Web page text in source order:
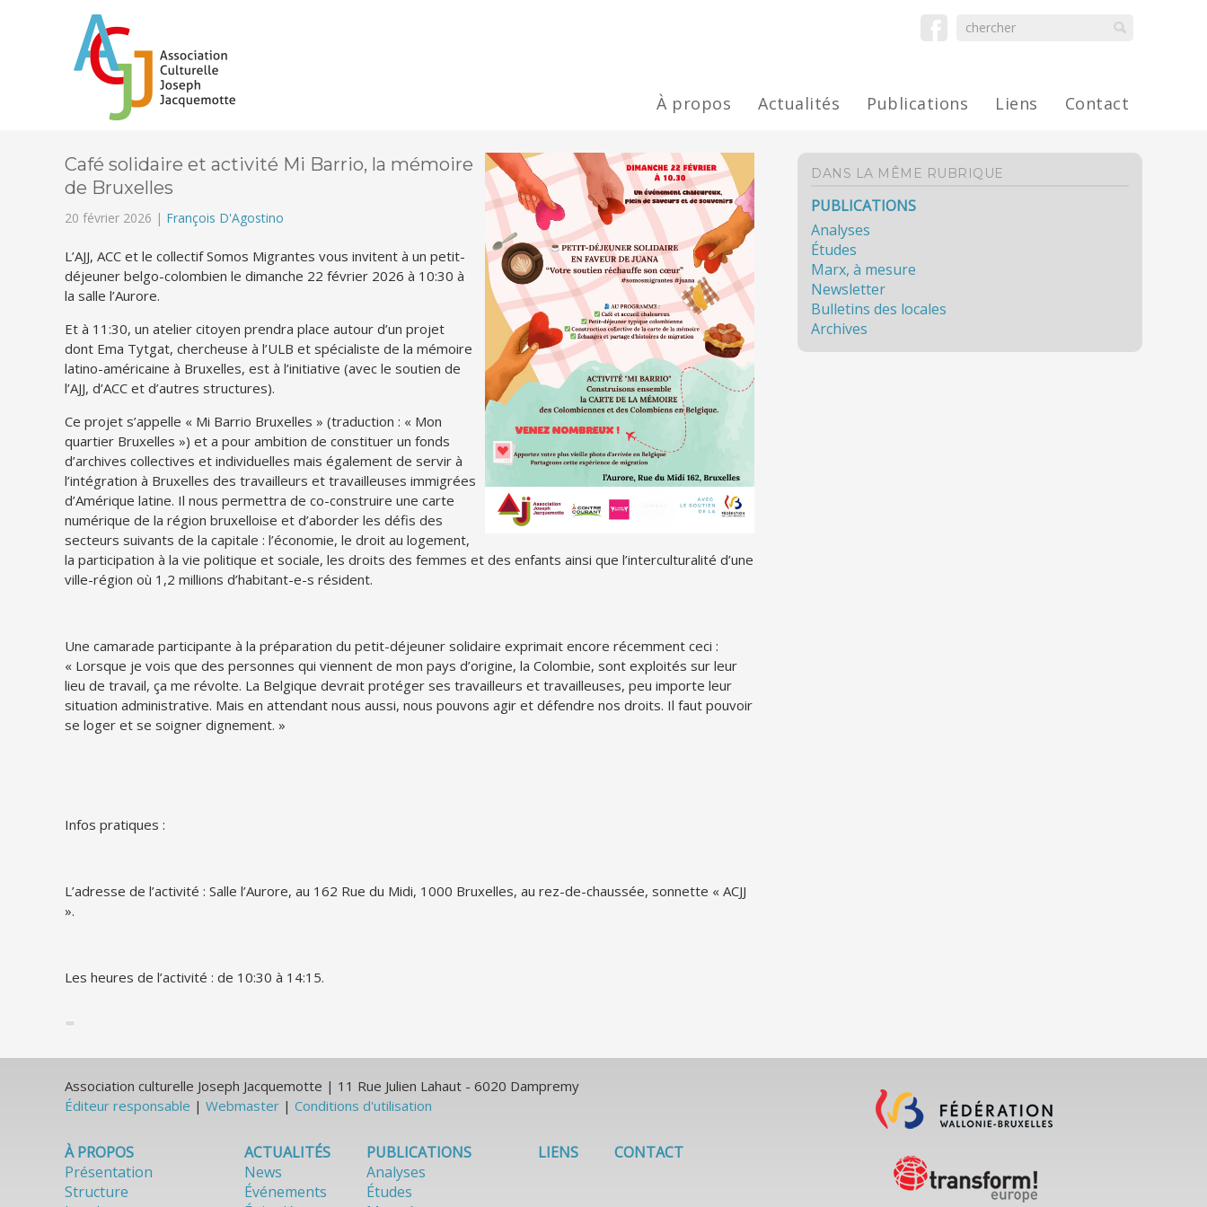
À propos Actualités Publications Liens Contact
Café solidaire et activité Mi Barrio, la mémoire
de Bruxelles
20 février 2026 | François D'Agostino
L’AJJ, ACC et le collectif Somos Migrantes vous invitent à un petit-
déjeuner belgo-colombien le dimanche 22 février 2026 à 10:30 à
la salle l’Aurore.
Et à 11:30, un atelier citoyen prendra place autour d’un projet
dont Ema Tytgat, chercheuse à l’ULB et spécialiste de la mémoire
latino-américaine à Bruxelles, est à l’initiative (avec le soutien de
l’AJJ, d’ACC et d’autres structures).
Ce projet s’appelle « Mi Barrio Bruxelles » (traduction : « Mon
quartier Bruxelles ») et a pour ambition de constituer un fonds
d’archives collectives et individuelles mais également de servir à
l’intégration à Bruxelles des travailleurs et travailleuses immigrées
d’Amérique latine. Il nous permettra de co-construire une carte
numérique de la région bruxelloise et d’aborder les défis des
secteurs suivants de la capitale : l’économie, le droit au logement,
la participation à la vie politique et sociale, les droits des femmes et des enfants ainsi que l’interculturalité d’une
ville-région où 1,2 millions d’habitant-e-s résident.
Une camarade participante à la préparation du petit-déjeuner solidaire exprimait encore récemment ceci :
« Lorsque je vois que des personnes qui viennent de mon pays d’origine, la Colombie, sont exploités sur leur
lieu de travail, ça me révolte. La Belgique devrait protéger ses travailleurs et travailleuses, peu importe leur
situation administrative. Mais en attendant nous aussi, nous pouvons agir et défendre nos droits. Il faut pouvoir
se loger et se soigner dignement. »
Infos pratiques :
L’adresse de l’activité : Salle l’Aurore, au 162 Rue du Midi, 1000 Bruxelles, au rez-de-chaussée, sonnette « ACJJ
».
Les heures de l’activité : de 10:30 à 14:15.
DANS LA MÊME RUBRIQUE
PUBLICATIONS
Analyses
Études
Marx, à mesure
Newsletter
Bulletins des locales
Archives
Association culturelle Joseph Jacquemotte | 11 Rue Julien Lahaut - 6020 Dampremy
Éditeur responsable | Webmaster | Conditions d'utilisation
À PROPOS
Présentation
Structure
ACTUALITÉS
News
Événements
PUBLICATIONS
Analyses
Études
LIENS CONTACT